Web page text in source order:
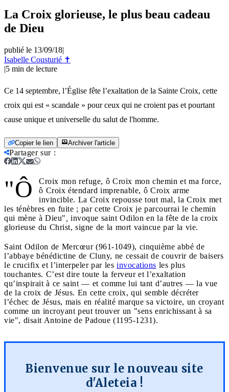
La Croix glorieuse, le plus beau cadeau
de Dieu
publié le 13/09/18|
Isabelle Cousturié ✝
|5 min de lecture
Ce 14 septembre, l’Église fête l’exaltation de la Sainte Croix, cette
croix qui est « scandale » pour ceux qui ne croient pas et pourtant
cause unique et universelle du salut de l'homme.
Copier le lien Archiver l'article
Partager sur:
"Ô
Croix mon refuge, ô Croix mon chemin et ma force,
ô Croix étendard imprenable, ô Croix arme
invincible. La Croix repousse tout mal, la Croix met
les ténèbres en fuite ; par cette Croix je parcourrai le chemin
qui mène à Dieu"
invoque saint Odilon en la fête de la croix
glorieuse du Christ, signe de la mort vaincue par la vie.
Saint Odilon de Mercœur (961-1049), cinquième abbé de
l’abbaye bénédictine de Cluny, ne cessait de couvrir de baisers
le crucifix et l’interpeler par les invocations les plus
touchantes. C’est dire toute la ferveur et l’exaltation
qu’inspirait à ce saint — et comme lui tant d’autres — la vue
de la croix de Jésus. En cette croix, qui semble décréter
l’échec de Jésus, mais en réalité marque sa victoire, un croyant
comme un incroyant peut trouver un "sens enrichissant à sa
vie", disait Antoine de Padoue (1195-1231).
Bienvenue sur le nouveau site
d'Aleteia !